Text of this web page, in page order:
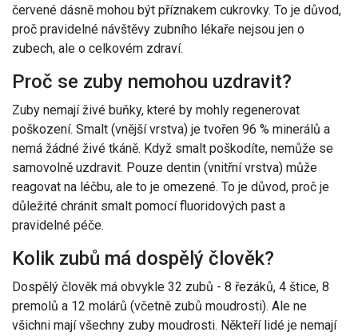
červené dásně mohou být příznakem cukrovky. To je důvod,
proč pravidelné návštěvy zubního lékaře nejsou jen o
zubech, ale o celkovém zdraví.
Proč se zuby nemohou uzdravit?
Zuby nemají živé buňky, které by mohly regenerovat
poškození. Smalt (vnější vrstva) je tvořen 96 % minerálů a
nemá žádné živé tkáně. Když smalt poškodíte, nemůže se
samovolně uzdravit. Pouze dentin (vnitřní vrstva) může
reagovat na léčbu, ale to je omezené. To je důvod, proč je
důležité chránit smalt pomocí fluoridových past a
pravidelné péče.
Kolik zubů má dospělý člověk?
Dospělý člověk má obvykle 32 zubů - 8 řezáků, 4 štice, 8
premolů a 12 molárů (včetně zubů moudrosti). Ale ne
všichni mají všechny zuby moudrosti. Někteří lidé je nemají